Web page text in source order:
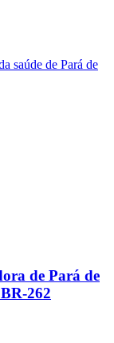
saúde de Pará de
de Pará de
262